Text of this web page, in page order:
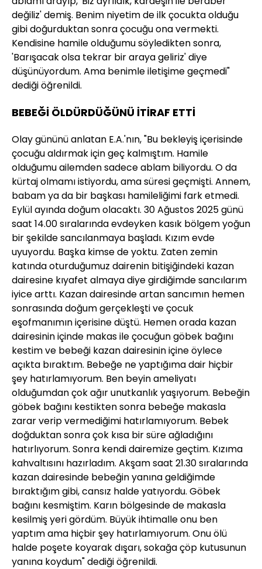
değiliz' demiş. Benim niyetim de ilk çocukta olduğu
gibi doğurduktan sonra çocuğu ona vermekti.
Kendisine hamile olduğumu söyledikten sonra,
'Barışacak olsa tekrar bir araya geliriz' diye
düşünüyordum. Ama benimle iletişime geçmedi"
dediği öğrenildi.
BEBEĞİ ÖLDÜRDÜĞÜNÜ İTİRAF ETTİ
Olay gününü anlatan E.A.'nın, "Bu bekleyiş içerisinde
çocuğu aldırmak için geç kalmıştım. Hamile
olduğumu ailemden sadece ablam biliyordu. O da
kürtaj olmamı istiyordu, ama süresi geçmişti. Annem,
babam ya da bir başkası hamileliğimi fark etmedi.
Eylül ayında doğum olacaktı. 30 Ağustos 2025 günü
saat 14.00 sıralarında evdeyken kasık bölgem yoğun
bir şekilde sancılanmaya başladı. Kızım evde
uyuyordu. Başka kimse de yoktu. Zaten zemin
katında oturduğumuz dairenin bitişiğindeki kazan
dairesine kıyafet almaya diye girdiğimde sancılarım
iyice arttı. Kazan dairesinde artan sancımın hemen
sonrasında doğum gerçekleşti ve çocuk
eşofmanımın içerisine düştü. Hemen orada kazan
dairesinin içinde makas ile çocuğun göbek bağını
kestim ve bebeği kazan dairesinin içine öylece
açıkta bıraktım. Bebeğe ne yaptığıma dair hiçbir
şey hatırlamıyorum. Ben beyin ameliyatı
olduğumdan çok ağır unutkanlık yaşıyorum. Bebeğin
göbek bağını kestikten sonra bebeğe makasla
zarar verip vermediğimi hatırlamıyorum. Bebek
doğduktan sonra çok kısa bir süre ağladığını
hatırlıyorum. Sonra kendi dairemize geçtim. Kızıma
kahvaltısını hazırladım. Akşam saat 21.30 sıralarında
kazan dairesinde bebeğin yanına geldiğimde
bıraktığım gibi, cansız halde yatıyordu. Göbek
bağını kesmiştim. Karın bölgesinde de makasla
kesilmiş yeri gördüm. Büyük ihtimalle onu ben
yaptım ama hiçbir şey hatırlamıyorum. Onu ölü
halde poşete koyarak dışarı, sokağa çöp kutusunun
yanına koydum" dediği öğrenildi.